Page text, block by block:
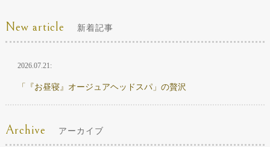
New article 新着記事
2026.07.21:
「『お昼寝』オージュアヘッドスパ」の贅沢
Archive アーカイブ